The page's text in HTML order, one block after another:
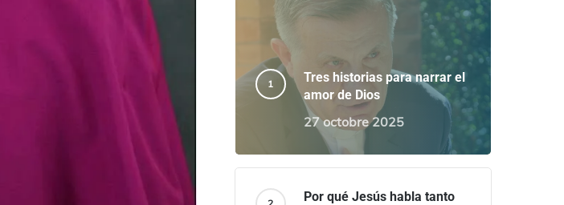
Tres historias para narrar el
amor de Dios
27 octobre 2025
Por qué Jesús habla tanto